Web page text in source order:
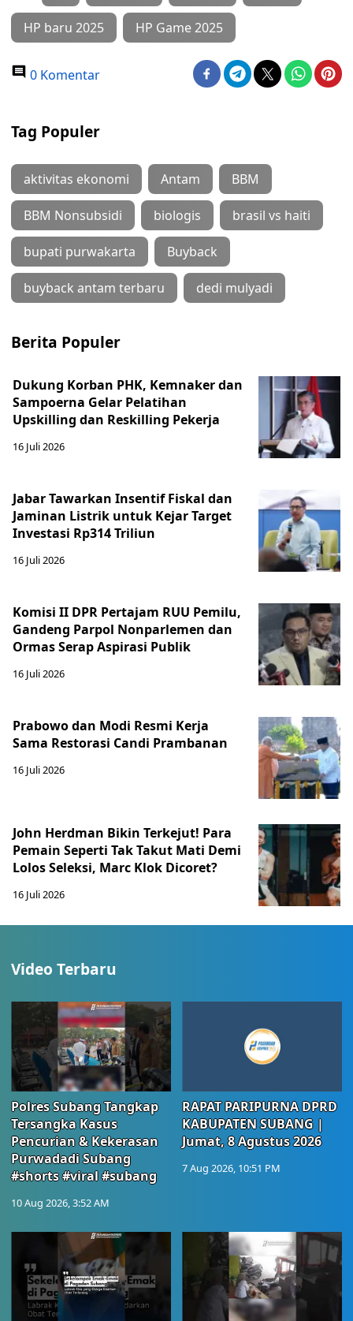
HP baru 2025 HP Game 2025
0 Komentar
Tag Populer
aktivitas ekonomi Antam BBM
BBM Nonsubsidi biologis brasil vs haiti
bupati purwakarta Buyback
buyback antam terbaru dedi mulyadi
Berita Populer
Dukung Korban PHK, Kemnaker dan
Sampoerna Gelar Pelatihan
Upskilling dan Reskilling Pekerja
16 Juli 2026
Jabar Tawarkan Insentif Fiskal dan
Jaminan Listrik untuk Kejar Target
Investasi Rp314 Triliun
16 Juli 2026
Komisi II DPR Pertajam RUU Pemilu,
Gandeng Parpol Nonparlemen dan
Ormas Serap Aspirasi Publik
16 Juli 2026
Prabowo dan Modi Resmi Kerja
Sama Restorasi Candi Prambanan
16 Juli 2026
John Herdman Bikin Terkejut! Para
Pemain Seperti Tak Takut Mati Demi
Lolos Seleksi, Marc Klok Dicoret?
16 Juli 2026
Video Terbaru
Polres Subang Tangkap
Tersangka Kasus
Pencurian & Kekerasan
Purwadadi Subang
#shorts #viral #subang
10 Aug 2026, 3:52 AM
RAPAT PARIPURNA DPRD
KABUPATEN SUBANG |
Jumat, 8 Agustus 2026
7 Aug 2026, 10:51 PM